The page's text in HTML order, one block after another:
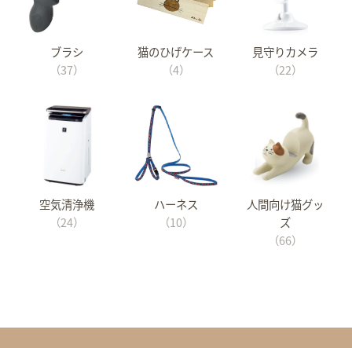
ブラシ
（37）
猫のひげケース
（4）
見守りカメラ
（22）
空気清浄機
（24）
ハーネス
（10）
人間向け猫グッ
ズ
（66）